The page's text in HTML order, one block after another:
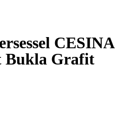
CESINA
Bukla Grafit